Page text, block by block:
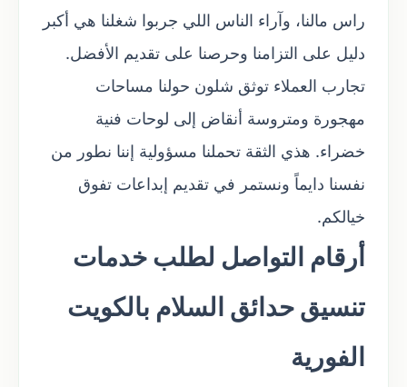
راس مالنا، وآراء الناس اللي جربوا شغلنا هي أكبر
دليل على التزامنا وحرصنا على تقديم الأفضل.
تجارب العملاء توثق شلون حولنا مساحات
مهجورة ومتروسة أنقاض إلى لوحات فنية
خضراء. هذي الثقة تحملنا مسؤولية إننا نطور من
نفسنا دايماً ونستمر في تقديم إبداعات تفوق
خيالكم.
أرقام التواصل لطلب خدمات
تنسيق حدائق السلام بالكويت
الفورية